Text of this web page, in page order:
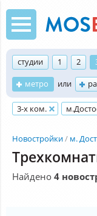
студии 1 2
метро
или
3-х ком.
Новостройки м.
Найдено 4